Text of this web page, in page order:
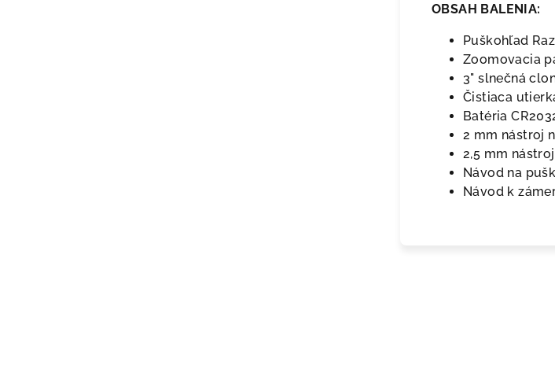
OBSAH BALENIA:
Puškohľad
Zoomovacia
3" slnečná
Čistiaca
Batéria
2 mm nástroj
2,5 mm
Návod na
Návod k